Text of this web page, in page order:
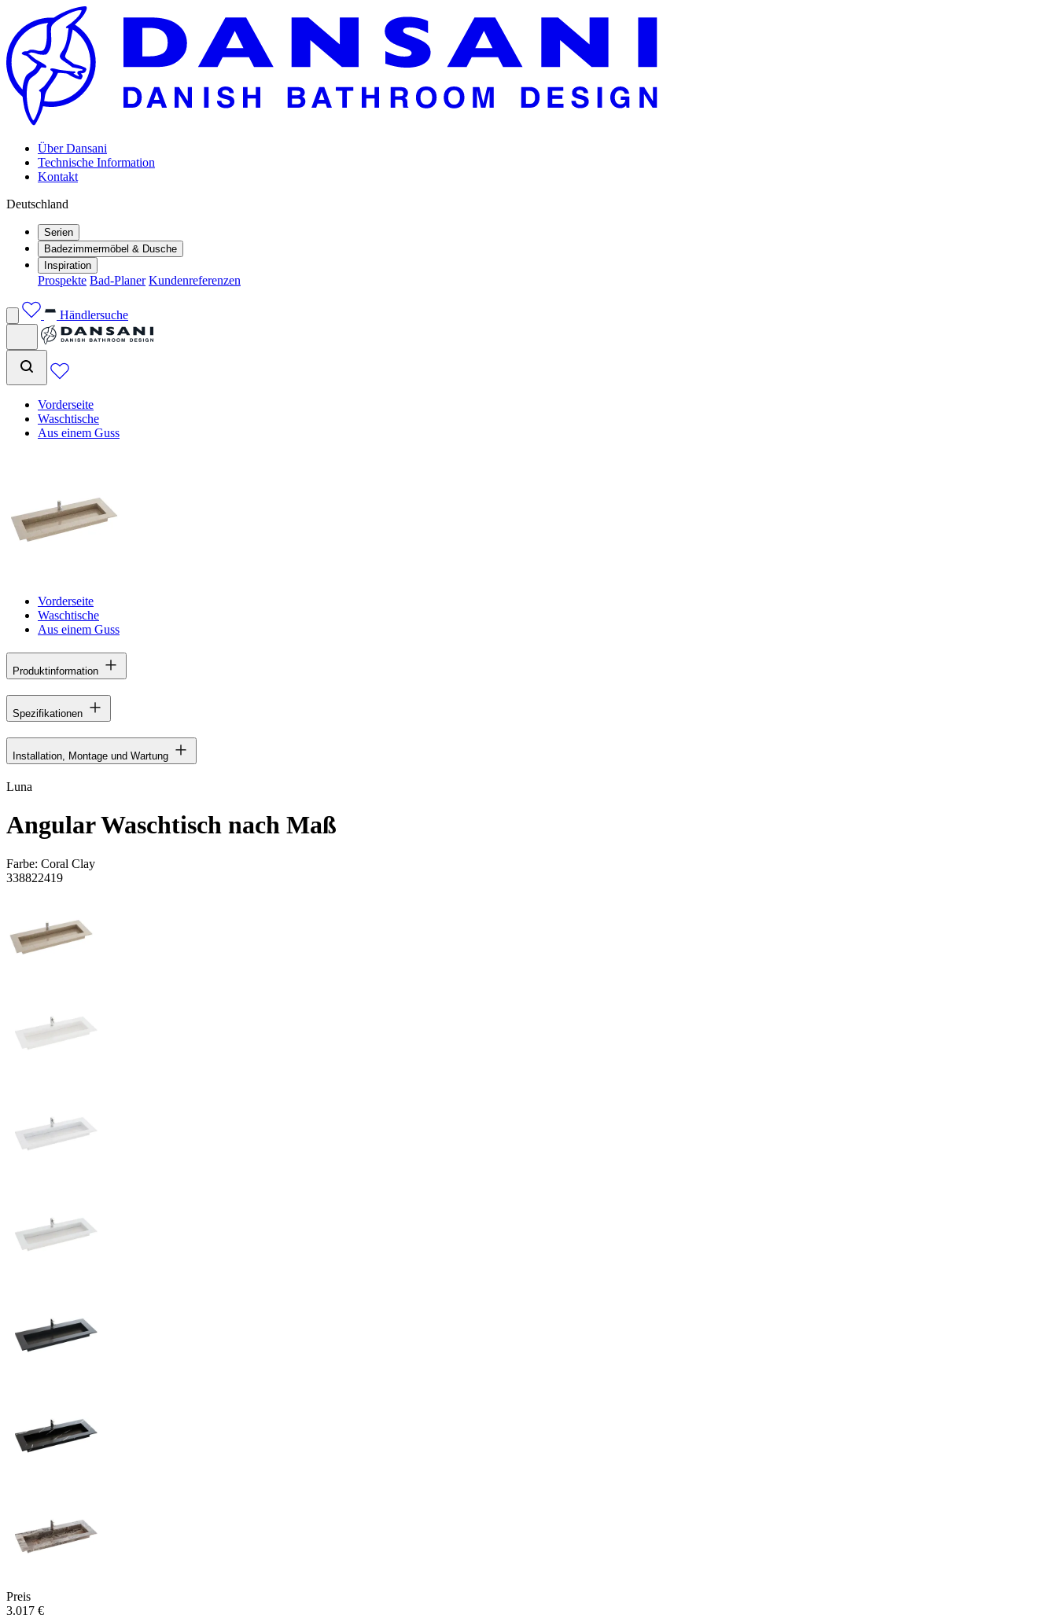
Über Dansani
Technische Information
Kontakt
Deutschland
Serien
Badezimmermöbel & Dusche
Inspiration
Prospekte Bad-Planer Kundenreferenzen
Händlersuche
Vorderseite
Waschtische
Aus einem Guss
Vorderseite
Waschtische
Aus einem Guss
Produktinformation
Spezifikationen
Installation, Montage und Wartung
Luna
Angular Waschtisch nach Maß
Farbe: Coral Clay
338822419
Preis
3.017 €